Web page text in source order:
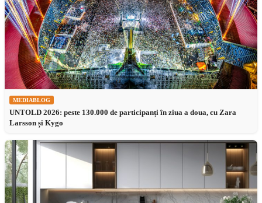
MEDIABLOG
UNTOLD 2026: peste 130.000 de participanți în ziua a doua, cu Zara
Larsson și Kygo